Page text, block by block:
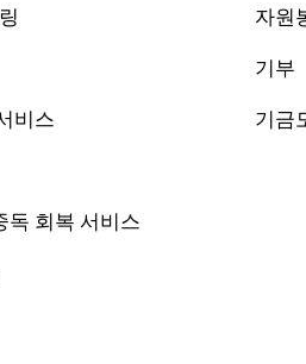
비스
독 회복 서비스
자원
기부
기금